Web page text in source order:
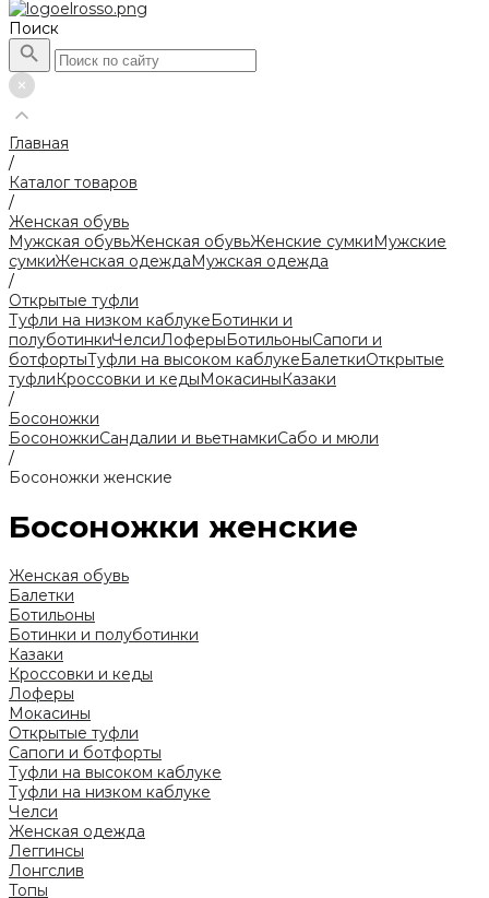
Поиск
Главная
/
Каталог товаров
/
Женская обувь
Мужская обувьЖенская обувьЖенские сумкиМужские
сумкиЖенская одеждаМужская одежда
/
Открытые туфли
Туфли на низком каблукеБотинки и
полуботинкиЧелсиЛоферыБотильоныСапоги и
ботфортыТуфли на высоком каблукеБалеткиОткрытые
туфлиКроссовки и кедыМокасиныКазаки
/
Босоножки
БосоножкиСандалии и вьетнамкиСабо и мюли
/
Босоножки женские
Босоножки женские
Женская обувь
Балетки
Ботильоны
Ботинки и полуботинки
Казаки
Кроссовки и кеды
Лоферы
Мокасины
Открытые туфли
Сапоги и ботфорты
Туфли на высоком каблуке
Туфли на низком каблуке
Челси
Женская одежда
Леггинсы
Лонгслив
Топы